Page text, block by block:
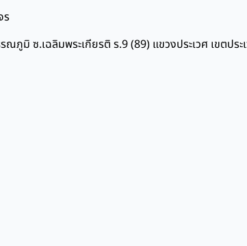
ร
ภูมิ ซ.เฉลิมพระเกียรติ ร.9 (89) แขวงประเวศ เขตปร